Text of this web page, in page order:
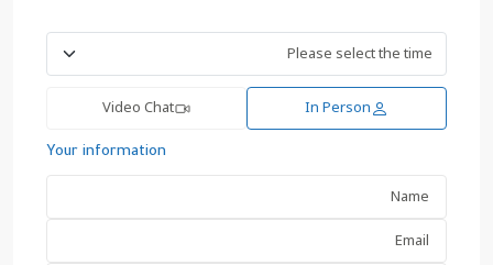
In Person
Video Chat
Your information